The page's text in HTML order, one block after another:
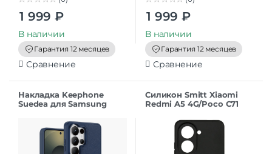
t
o
f
5
1 999 ₽
В наличии
Гарантия 12 месяцев
Сравнение
t
o
f
5
1 999 ₽
В наличии
Гарантия 12 месяцев
Сравнение
Накладка Keephone
Suedea для Samsung
Силикон Smitt Xiaomi
Redmi A5 4G/Poco C71